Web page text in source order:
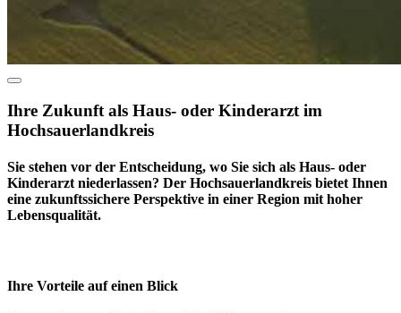
Ihre Zukunft als Haus- oder Kinderarzt im
Hochsauerlandkreis
Sie stehen vor der Entscheidung, wo Sie sich als Haus- oder
Kinderarzt niederlassen? Der Hochsauerlandkreis bietet Ihnen
eine zukunftssichere Perspektive in einer Region mit hoher
Lebensqualität.
Ihre Vorteile auf einen Blick